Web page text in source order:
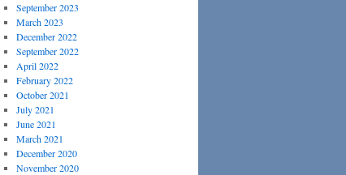
September 2023
March 2023
December 2022
September 2022
April 2022
February 2022
October 2021
July 2021
June 2021
March 2021
December 2020
November 2020